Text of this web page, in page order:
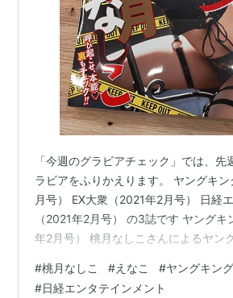
「今週のグラビアチェック」では、先
ラビアをふりかえります。 ヤングキ
月号） EX大衆（2021年2月号） 日経
（2021年2月号） の3誌です ヤングキ
年2月号） 桃月なしこさんによるヤン
しこさんのヤングキングBullジャック
#桃月なしこ #えなこ #ヤングキング
#日経エンタテインメント